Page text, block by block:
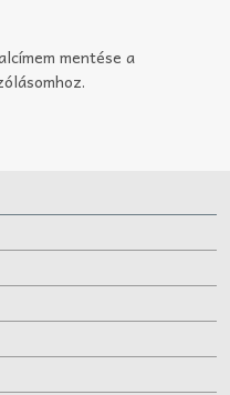
mentése a